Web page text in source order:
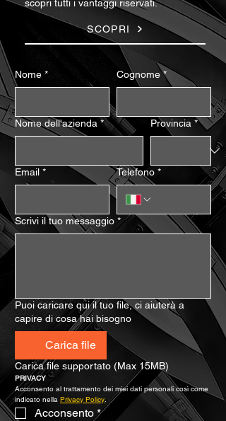
scopri tutti i vantaggi riservati.
SCOPRI
Nome * Cognome *
Nome dell'azienda * Provincia *
Email * Telefono *
Scrivi il tuo messaggio *
Puoi caricare qui il tuo file, ci aiuterà a
capire di cosa hai bisogno
Carica file
Carica file supportato (Max 15MB)
PRIVACY
Acconsento al trattamento dei miei dati personali così come
indicato nella Privacy Policy.
Acconsento *